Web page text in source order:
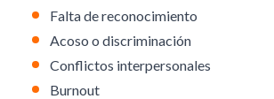
Falta de reconocimiento
Acoso o discriminación
Conflictos interpersonales
Burnout